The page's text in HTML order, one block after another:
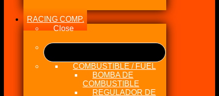
RACING COMP.
Close
COMBUSTIBLE / FUEL
BOMBA DE
COMBUSTIBLE
REGULADOR DE